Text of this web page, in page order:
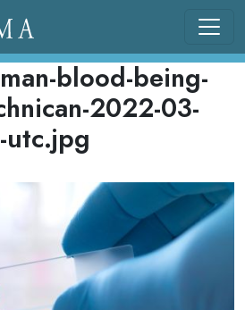
la sangre.
blood-being-
2022-03-
utc.jpg